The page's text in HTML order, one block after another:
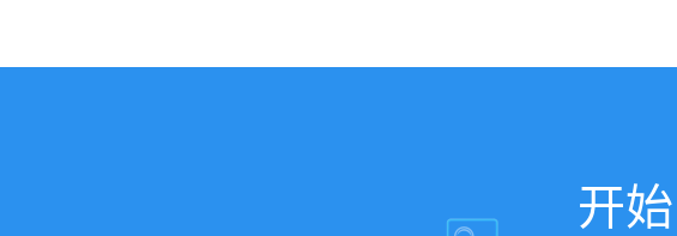
开始